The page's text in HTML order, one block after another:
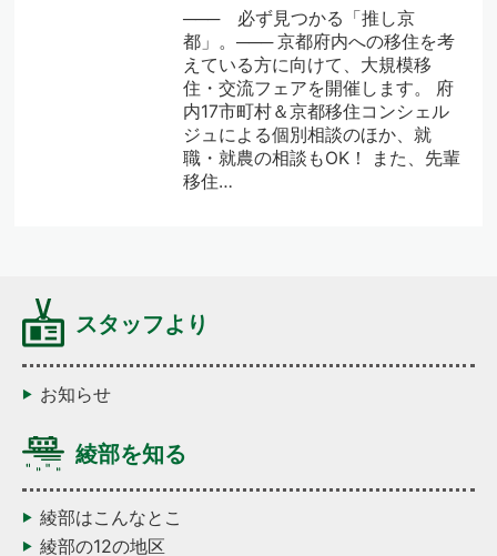
─── 必ず見つかる「推し京
都」。─── 京都府内への移住を考
えている方に向けて、大規模移
住・交流フェアを開催します。 府
内17市町村＆京都移住コンシェル
ジュによる個別相談のほか、就
職・就農の相談もOK！ また、先輩
移住…
スタッフより
お知らせ
綾部を知る
綾部はこんなとこ
綾部の12の地区